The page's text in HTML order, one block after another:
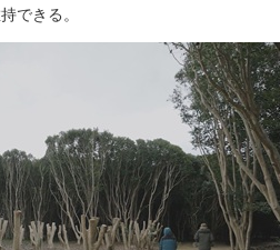
できる。